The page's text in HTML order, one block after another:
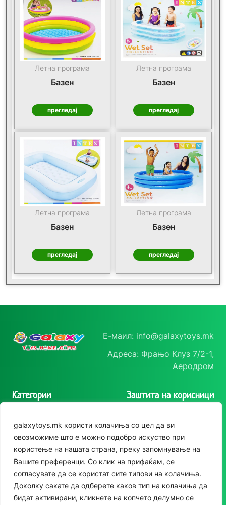
galaxytoys.mk користи колачиња со цел да ви
овозможиме што е можно подобро искуство при
користење на нашата страна, преку запомнување на
Вашите преференци. Со клик на прифаќам, се
согласувате да се користат сите типови на колачиња.
Доколку сакате да одберете каков тип на колачиња да
бидат активирани, кликнете на копчето делумно се
Летна програма
Базен
прегледај
Летна програма
Базен
прегледај
Летна програма
Базен
прегледај
Летна програма
Базен
прегледај
Е-маил: info@galaxytoys.mk
Адреса: Фрањо Клуз 7/2-1,
Аеродром
Категории
Сезонска опрема
Друштвени игри
За двор
Едукативни
Заштита на корисници
приватност
Политика за колачиња
Следете нè
Instagram
Facebook